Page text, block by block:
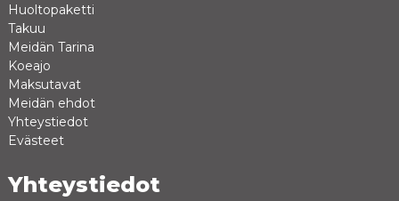
Huoltopaketti
Takuu
Meidän Tarina
Koeajo
Maksutavat
Meidän ehdot
Yhteystiedot
Evästeet
Yhteystiedot